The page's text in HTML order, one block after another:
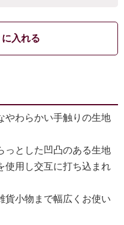
入れる
やわらかい手触りの生地
っとした凹凸のある生地
使用し交互に打ち込まれ
貨小物まで幅広くお使い